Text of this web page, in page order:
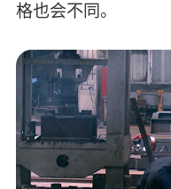
格也会不同。